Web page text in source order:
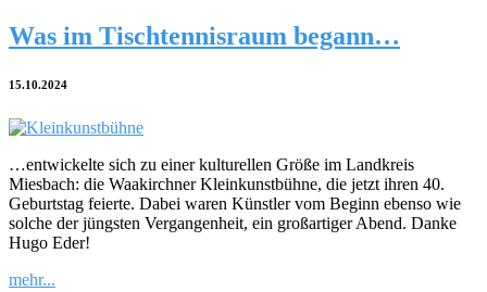
Was im Tischtennisraum begann…
15.10.2024
…entwickelte sich zu einer kulturellen Größe im Landkreis
Miesbach: die Waakirchner Kleinkunstbühne, die jetzt ihren 40.
Geburtstag feierte. Dabei waren Künstler vom Beginn ebenso wie
solche der jüngsten Vergangenheit, ein großartiger Abend. Danke
Hugo Eder!
mehr...